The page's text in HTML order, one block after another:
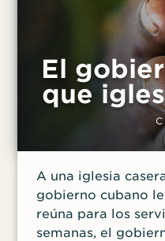
testimonio a los
Haga clic aquí
persecución
y saber cómo orar.
El
que
A una iglesia
gobierno cubano
reúna para los
semanas, el